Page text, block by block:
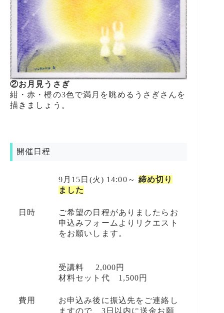
②お月見うさぎ
紺・赤・橙の3色で満月を眺めるうさぎさんを
描きましょう。
開催日程
日時
9月15日(火) 14:00～ 締め切り
ました
ご希望の日程がありましたらお
申込みフォームよりリクエスト
をお願いします。
費用
受講料 2,000円
材料セット代 1,500円
お申込み後に振込先をご連絡し
ますので、3日以内に送金お願